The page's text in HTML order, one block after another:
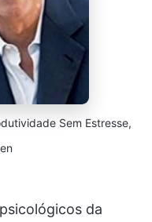
Sem Estresse,
da